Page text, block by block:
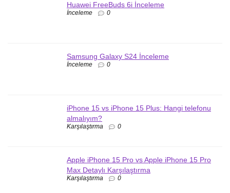
Huawei FreeBuds 6i İnceleme
İnceleme 0
Samsung Galaxy S24 İnceleme
İnceleme 0
iPhone 15 vs iPhone 15 Plus: Hangi telefonu
almalıyım?
Karşılaştırma 0
Apple iPhone 15 Pro vs Apple iPhone 15 Pro
Max Detaylı Karşılaştırma
Karşılaştırma 0